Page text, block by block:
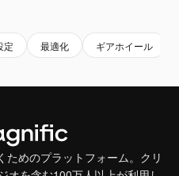
定 最適化 ギアホイール
めのプラットフォーム。クリ